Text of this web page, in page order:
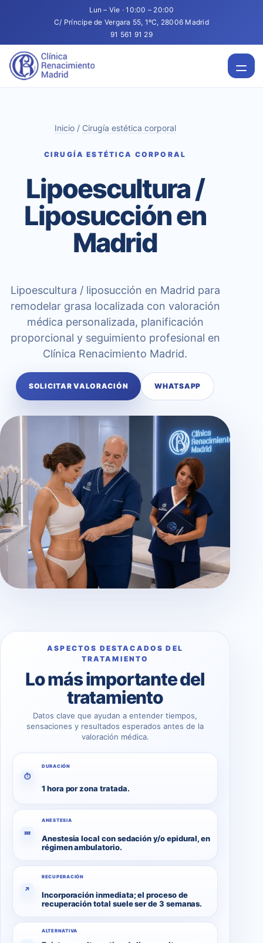
Lun – Vie · 10:00 – 20:00
C/ Príncipe de Vergara 55, 1ºC, 28006 Madrid
91 561 91 29
Inicio/ Cirugía estética corporal
CIRUGÍA ESTÉTICA CORPORAL
Lipoescultura /
Liposucción en
Madrid
Lipoescultura / liposucción en Madrid para
remodelar grasa localizada con valoración
médica personalizada, planificación
proporcional y seguimiento profesional en
Clínica Renacimiento Madrid.
SOLICITAR VALORACIÓN WHATSAPP
ASPECTOS DESTACADOS DEL
TRATAMIENTO
Lo más importante del
tratamiento
Datos clave que ayudan a entender tiempos,
sensaciones y resultados esperados antes de la
valoración médica.
⏱
DURACIÓN
1 hora por zona tratada.
💤
ANESTESIA
Anestesia local con sedación y/o epidural, en
régimen ambulatorio.
↗
RECUPERACIÓN
Incorporación inmediata; el proceso de
recuperación total suele ser de 3 semanas.
ALTERNATIVA